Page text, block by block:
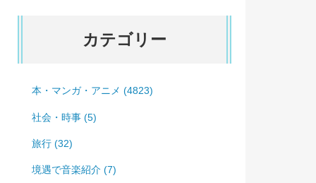
カテゴリー
本・マンガ・アニメ (4823)
社会・時事 (5)
旅行 (32)
境遇で音楽紹介 (7)